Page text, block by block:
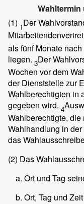
(1) 1Der
als fünf Monate
liegen. 3Der
Wochen vor dem
der Dienststelle zur
Wahlberechtigten in
gegeben wird. 4
Wahlberechtigte,
Wahlhandlung in
das
(2) Das
Ort und Tag
Ort, Tag und